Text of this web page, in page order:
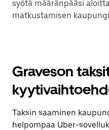
syötä määränpääsi
matkustamisen
Graveson
Taksin saaminen
helpompaa Uber-